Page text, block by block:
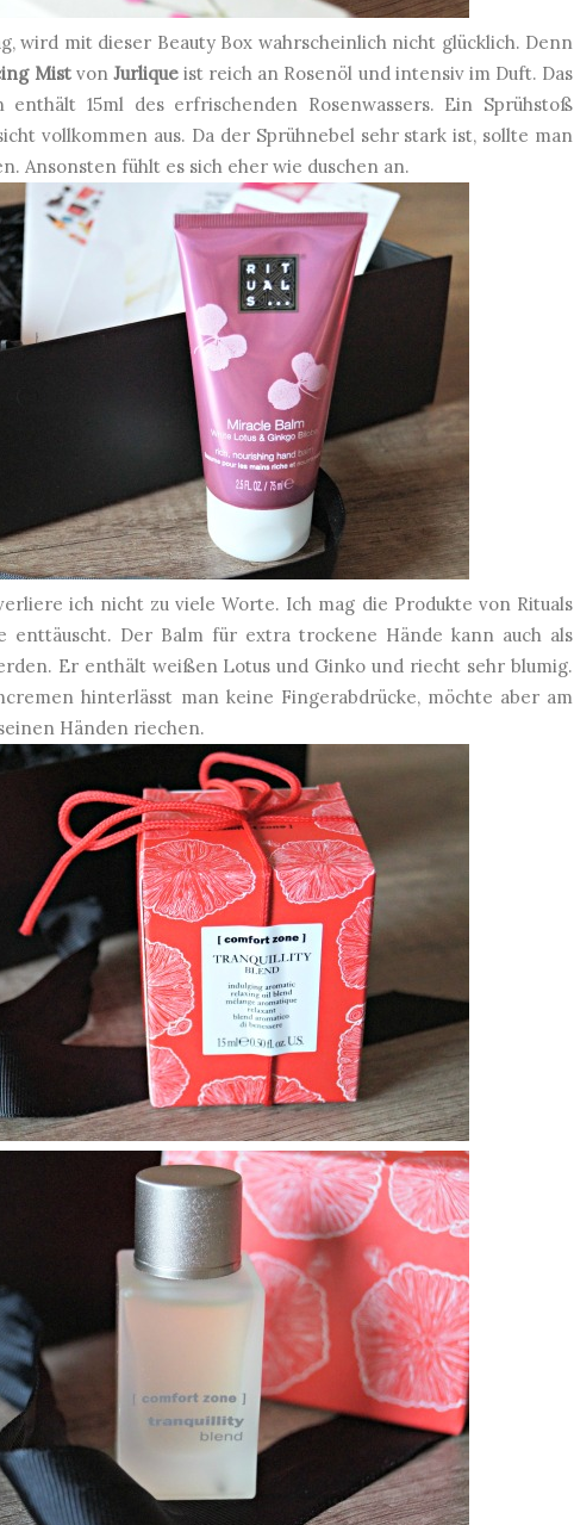
wird mit dieser Beauty Box wahrscheinlich nicht glücklich. Denn
Mistvon Jurlique ist reich an Rosenöl und intensiv im Duft. Das
enthält 15ml des erfrischenden Rosenwassers. Ein Sprühstoß
vollkommen aus. Da der Sprühnebel sehr stark ist, sollte man
Ansonsten fühlt es sich eher wie duschen an.
ich nicht zu viele Worte. Ich mag die Produkte von Rituals
enttäuscht. Der Balm für extra trockene Hände kann auch als
Er enthält weißen Lotus und Ginko und riecht sehr blumig.
hinterlässt man keine Fingerabdrücke, möchte aber am
Händen riechen.